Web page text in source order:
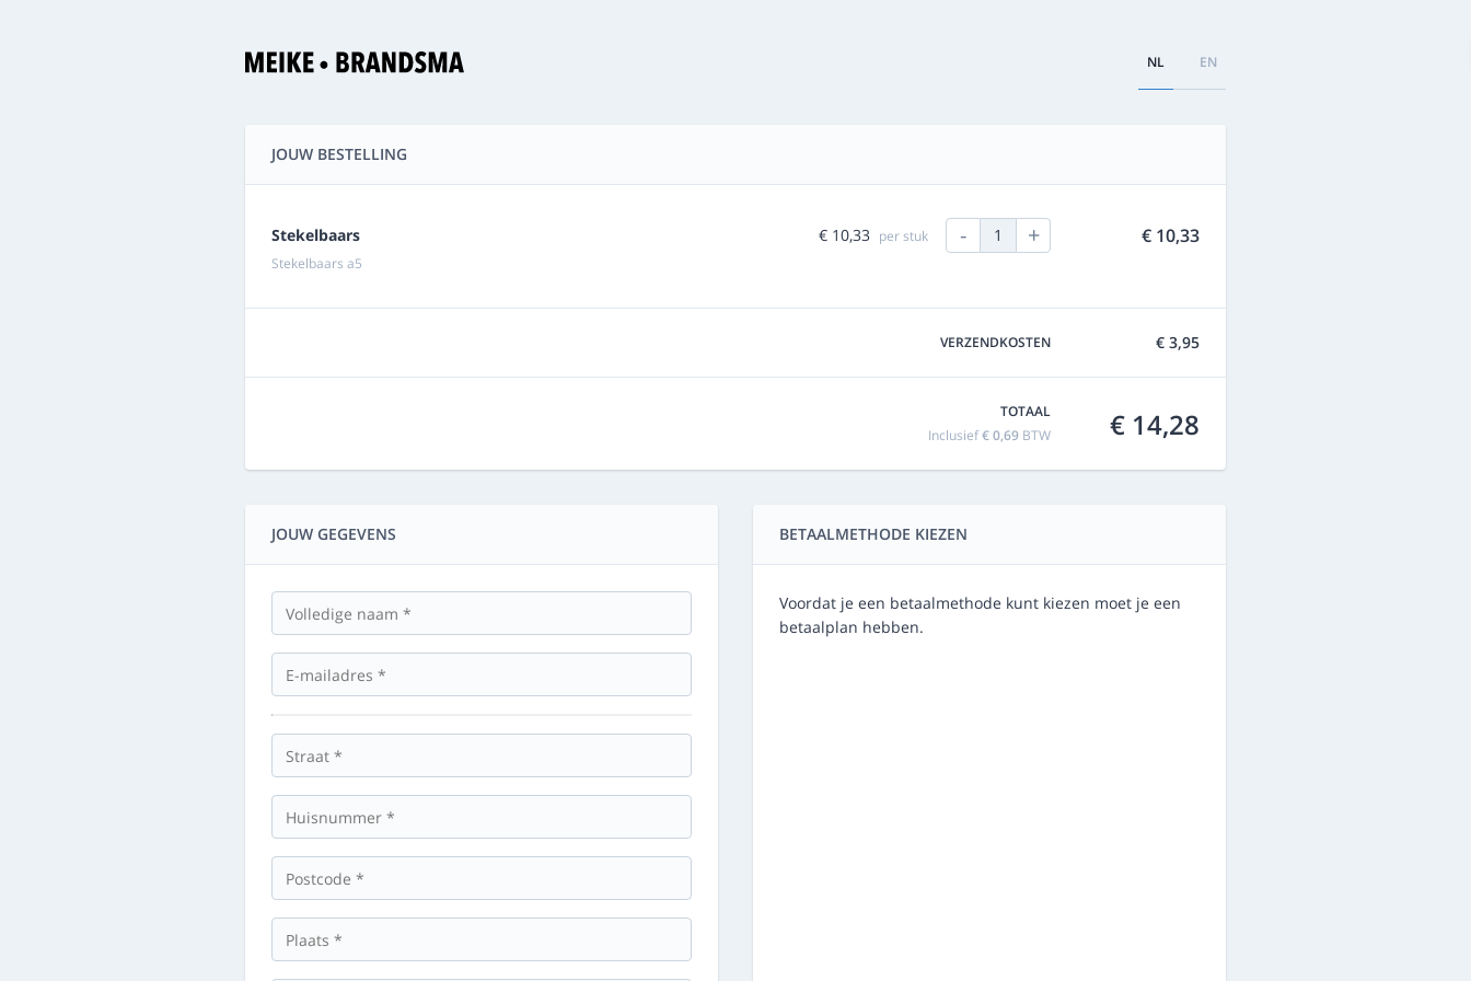
NL EN
JOUW BESTELLING
Stekelbaars
Stekelbaars a5
€ 10,33 per stuk - 1 + € 10,33
VERZENDKOSTEN € 3,95
TOTAAL
Inclusief€ 0,69 BTW € 14,28
JOUW GEGEVENS BETAALMETHODE KIEZEN
Voordat je een betaalmethode kunt kiezen moet je een
betaalplan hebben.